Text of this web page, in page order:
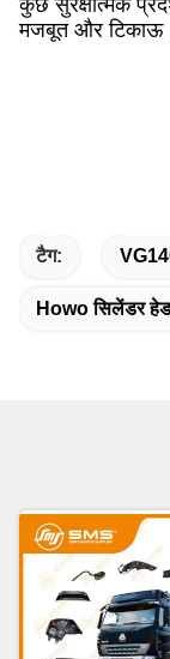
मजबूत और
टैग:
Howo सिलेंडर